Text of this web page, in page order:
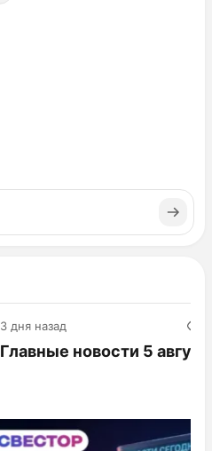
3 дня назад
Главные новости 5